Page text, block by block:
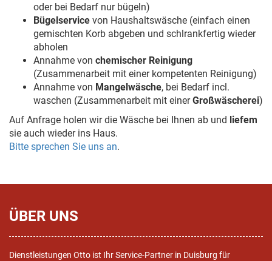
oder bei Bedarf nur bügeln)
Bügelservice von Haushaltswäsche (einfach einen
gemischten Korb abgeben und schlrankfertig wieder
abholen
Annahme von chemischer Reinigung
(Zusammenarbeit mit einer kompetenten Reinigung)
Annahme von Mangelwäsche, bei Bedarf incl.
waschen (Zusammenarbeit mit einerGroßwäscherei)
Auf Anfrage holen wir die Wäsche bei Ihnen ab und liefem
sie auch wieder ins Haus.
Bitte sprechen Sie uns an.
ÜBER UNS
Dienstleistungen Otto ist Ihr Service-Partner in Duisburg für